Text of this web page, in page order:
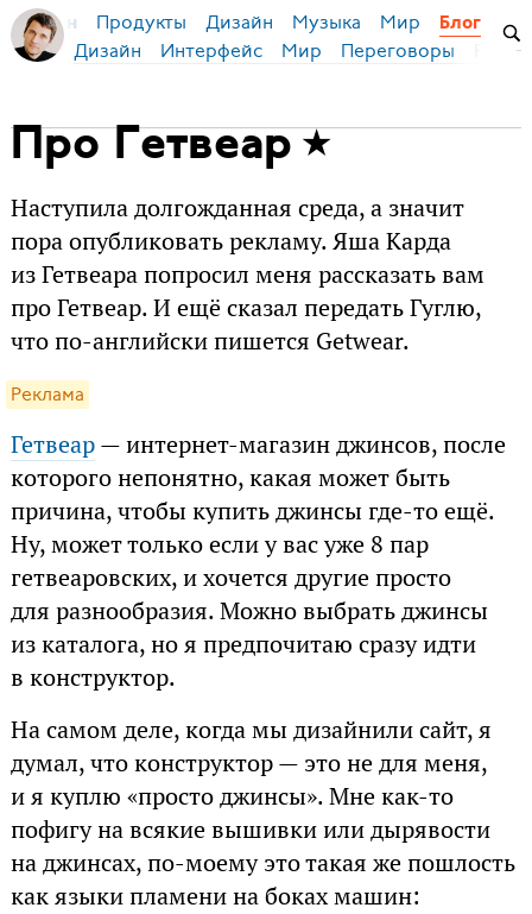
Бирман Продукты Дизайн Музыка Мир Блог
Дизайн Интерфейс Мир Переговоры
Про Гетвеар
Наступила долгожданная среда, а значит
пора опубликовать рекламу. Яша Карда
из Гетвеара попросил меня рассказать вам
про Гетвеар. И ещё сказал передать Гуглю,
что по-английски пишется Getwear.
Реклама
Гетвеар— интернет-магазин джинсов, после
которого непонятно, какая может быть
причина, чтобы купить джинсы где-то ещё.
Ну, может только если у вас уже 8 пар
гетвеаровских, и хочется другие просто
для разнообразия. Можно выбрать джинсы
из каталога, но я предпочитаю сразу идти
в конструктор.
На самом деле, когда мы дизайнили сайт, я
думал, что конструктор — это не для меня,
и я куплю «просто джинсы». Мне как-то
пофигу на всякие вышивки или дырявости
на джинсах, по-моему это такая же пошлость
как языки пламени на боках машин: